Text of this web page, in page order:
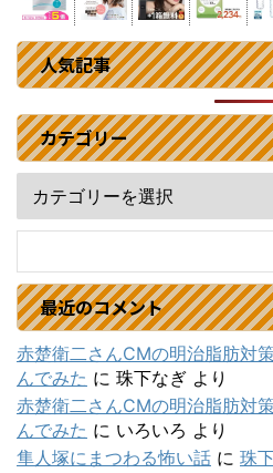
人気記事
カテゴリー
最近のコメント
赤楚衛二さんCMの明治脂肪対
んでみた に 珠下なぎ より
赤楚衛二さんCMの明治脂肪対
んでみた に いろいろ より
隼人塚にまつわる怖い話 に 珠